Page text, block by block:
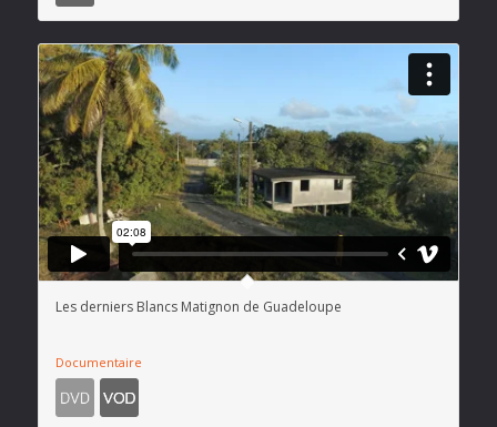
Les derniers Blancs Matignon de Guadeloupe
Documentaire